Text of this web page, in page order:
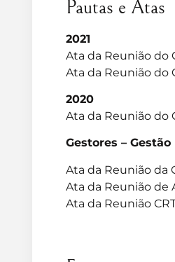
Pautas e Atas
2021
Ata da Reunião do
Ata da Reunião do
2020
Ata da Reunião do
Gestores –
Ata da Reunião da
Ata da Reunião de
Ata da Reunião